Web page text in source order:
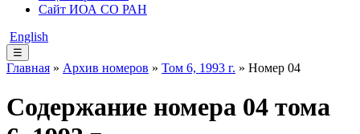
Сайт ИОА СО РАН
English
☰
Главная » Архив номеров » Том 6, 1993 г. » Номер 04
Содержание номера 04 тома